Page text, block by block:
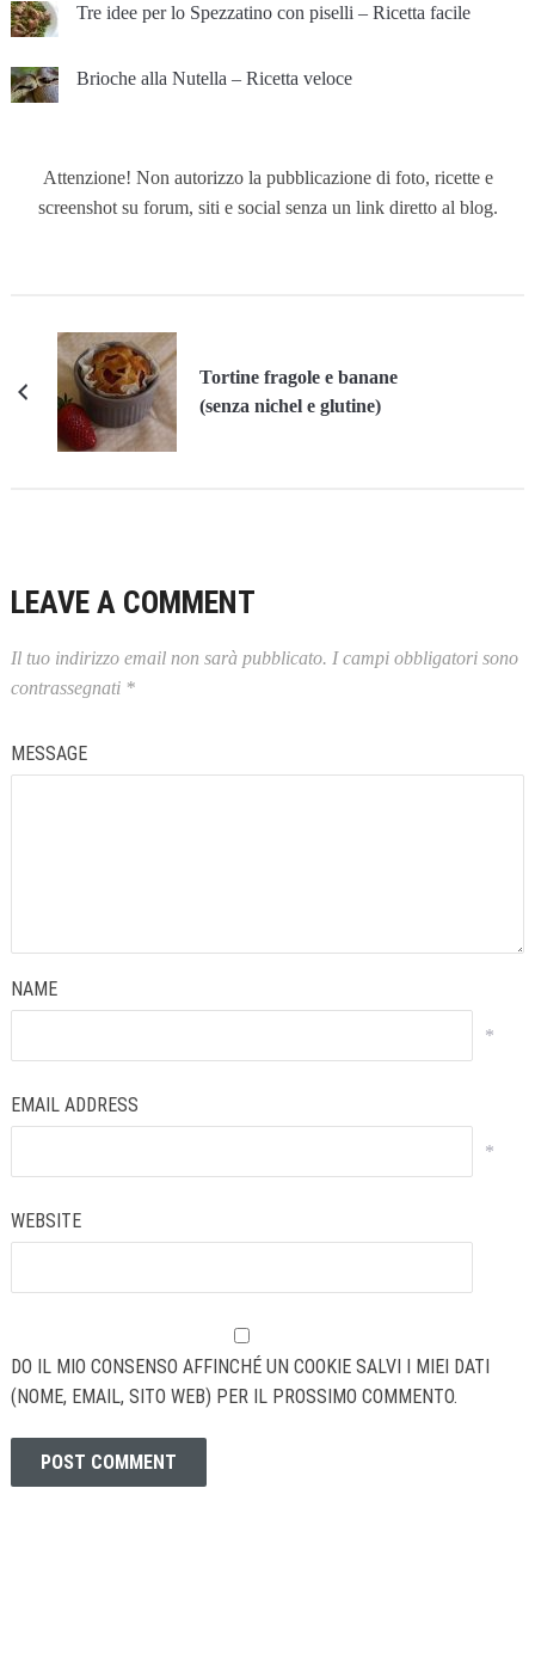
Tre idee per lo Spezzatino con piselli – Ricetta facile
Brioche alla Nutella – Ricetta veloce
Attenzione! Non autorizzo la pubblicazione di foto, ricette e
screenshot su forum, siti e social senza un link diretto al blog.
Tortine fragole e banane
(senza nichel e glutine)
LEAVE A COMMENT
Il tuo indirizzo email non sarà pubblicato. I campi obbligatori sono
contrassegnati *
MESSAGE
NAME
*
EMAIL ADDRESS
*
WEBSITE
DO IL MIO CONSENSO AFFINCHÉ UN COOKIE SALVI I MIEI DATI
(NOME, EMAIL, SITO WEB) PER IL PROSSIMO COMMENTO.